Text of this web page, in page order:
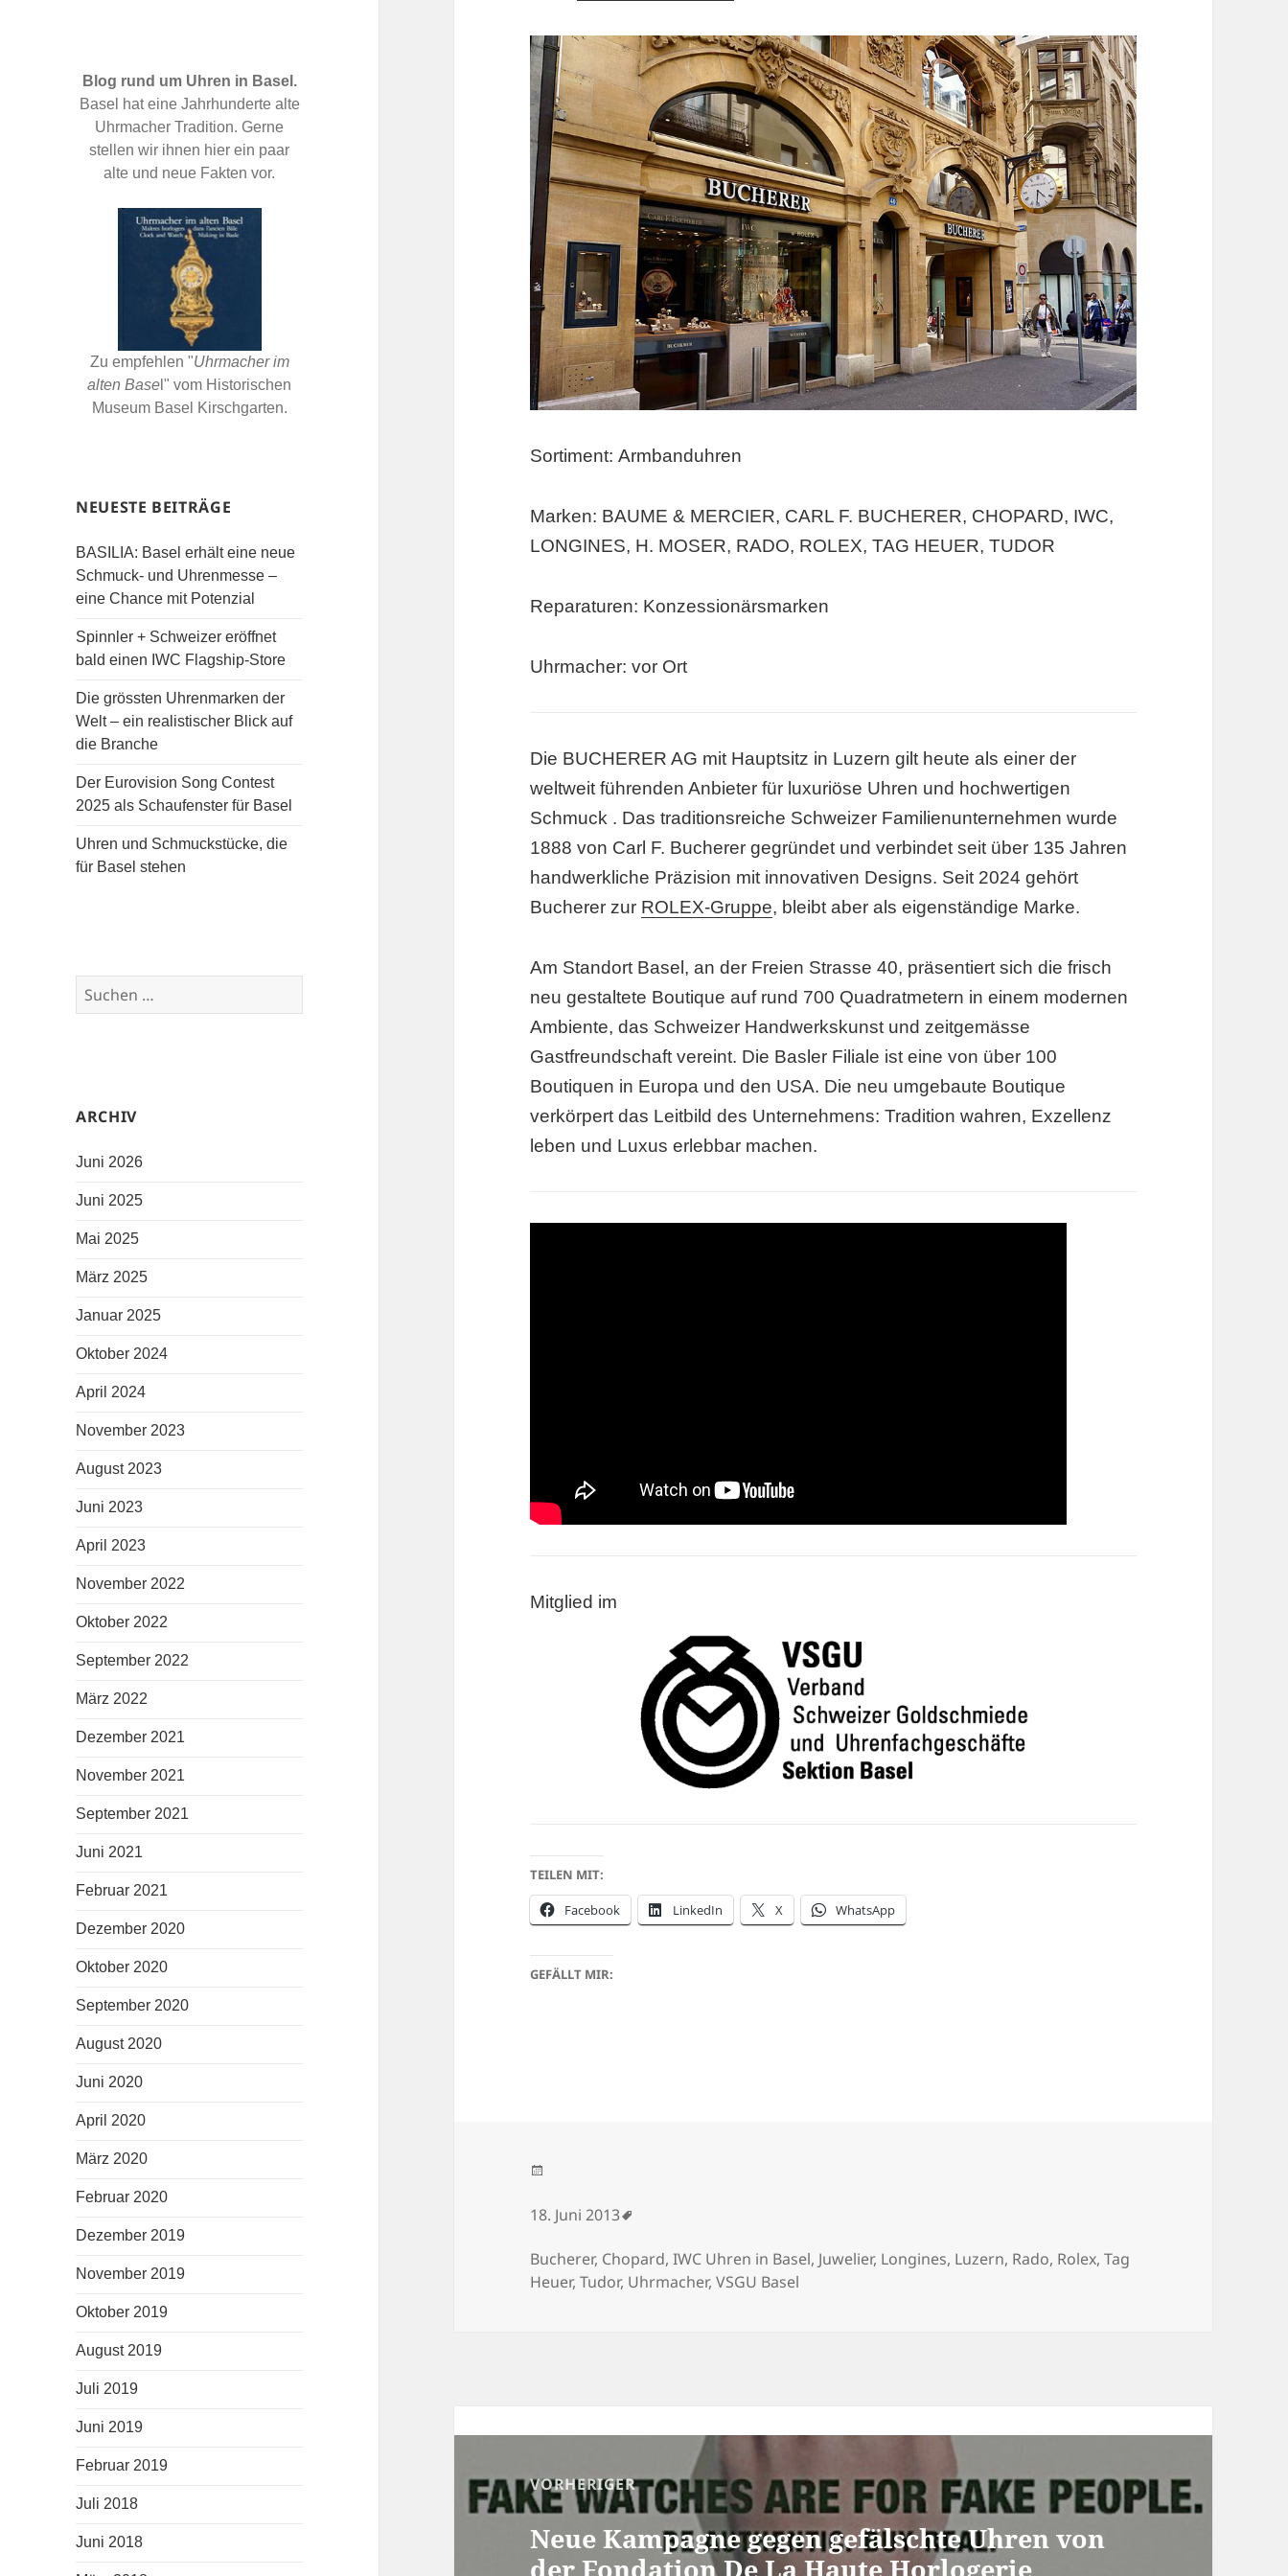
Blog rund um Uhren in Basel.
Basel hat eine Jahrhunderte alte
Uhrmacher Tradition. Gerne
stellen wir ihnen hier ein paar
alte und neue Fakten vor.
Zu empfehlen "Uhrmacher im
alten Base l" vom Historischen
Museum Basel Kirschgarten.
NEUESTE BEITRÄGE
BASILIA: Basel erhält eine neue
Schmuck- und Uhrenmesse –
eine Chance mit Potenzial
Spinnler + Schweizer eröffnet
bald einen IWC Flagship-Store
Die grössten Uhrenmarken der
Welt – ein realistischer Blick auf
die Branche
Der Eurovision Song Contest
2025 als Schaufenster für Basel
Uhren und Schmuckstücke, die
für Basel stehen
ARCHIV
Juni 2026
Juni 2025
Mai 2025
März 2025
Januar 2025
Oktober 2024
April 2024
November 2023
August 2023
Juni 2023
April 2023
November 2022
Oktober 2022
September 2022
März 2022
Dezember 2021
November 2021
September 2021
Juni 2021
Februar 2021
Dezember 2020
Oktober 2020
September 2020
August 2020
Juni 2020
April 2020
März 2020
Februar 2020
Dezember 2019
November 2019
Oktober 2019
August 2019
Juli 2019
Juni 2019
Februar 2019
Juli 2018
Juni 2018
Sortiment: Armbanduhren
Marken: BAUME & MERCIER, CARL F. BUCHERER, CHOPARD, IWC,
LONGINES, H. MOSER, RADO, ROLEX, TAG HEUER, TUDOR
Reparaturen: Konzessionärsmarken
Uhrmacher: vor Ort
Die BUCHERER AG mit Hauptsitz in Luzern gilt heute als einer der
weltweit führenden Anbieter für luxuriöse Uhren und hochwertigen
Schmuck . Das traditionsreiche Schweizer Familienunternehmen wurde
1888 von Carl F. Bucherer gegründet und verbindet seit über 135 Jahren
handwerkliche Präzision mit innovativen Designs. Seit 2024 gehört
Bucherer zur ROLEX-Gruppe, bleibt aber als eigenständige Marke.
Am Standort Basel, an der Freien Strasse 40, präsentiert sich die frisch
neu gestaltete Boutique auf rund 700 Quadratmetern in einem modernen
Ambiente, das Schweizer Handwerkskunst und zeitgemässe
Gastfreundschaft vereint. Die Basler Filiale ist eine von über 100
Boutiquen in Europa und den USA. Die neu umgebaute Boutique
verkörpert das Leitbild des Unternehmens: Tradition wahren, Exzellenz
leben und Luxus erlebbar machen.
Mitglied im
TEILEN MIT:
Facebook LinkedIn X WhatsApp
GEFÄLLT MIR:
18. Juni 2013
Bucherer, Chopard,IWC Uhren in Basel, Juwelier, Longines, Luzern, Rado, Rolex,Tag
Heuer,Tudor, Uhrmacher,VSGU Basel
VORHERIGER
Vorheriger Beitrag:
Neue Kampagne gegen gefälschte Uhren von